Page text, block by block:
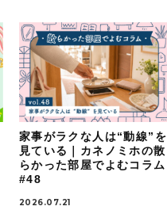
家事がラクな人は“動線”を
見ている｜カネノミホの散
らかった部屋でよむコラム
#48
2026.07.21